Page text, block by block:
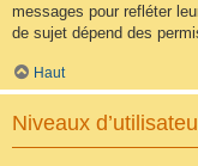
messages pour refléter
de sujet dépend des
Haut
Niveaux